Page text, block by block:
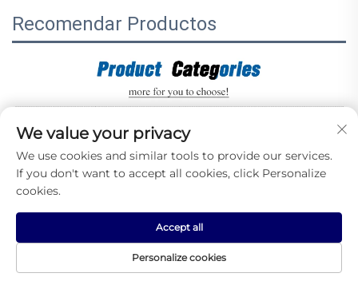
Recomendar Productos
We value your privacy
We use cookies and similar tools to provide our services.
If you don't want to accept all cookies, click Personalize
cookies.
Personalize cookies
Accept all